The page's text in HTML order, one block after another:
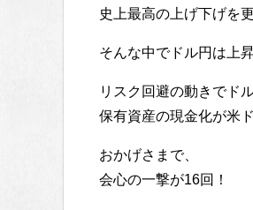
史上最高の上げ下げを
そんな中でドル円は上昇
リスク回避の動きでド
保有資産の現金化が米
おかげさまで、
会心の一撃が16回！